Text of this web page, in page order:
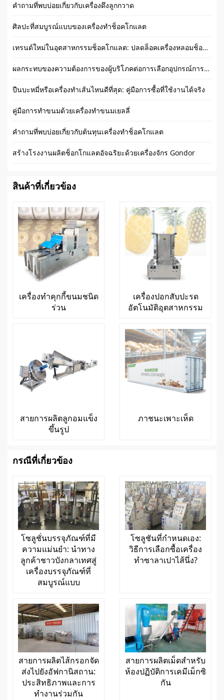
คำถามที่พบบ่อยเกี่ยวกับเครื่องดึงลูกกวาด
ศิลปะที่สมบูรณ์แบบของเครื่องทำช็อคโกแลต
เทรนด์ใหม่ในอุตสาหกรรมช็อคโกแลต: ปลดล็อคเครื่องหลอมช็อคโกแลต
ผลกระทบของความต้องการของผู้บริโภคต่อการเลือกอุปกรณ์การผลิตลูกกวาด
ปืนบะหมี่หรือเครื่องทำเส้นไหนดีที่สุด: คู่มือการซื้อที่ใช้งานได้จริง
คู่มือการทำขนมด้วยเครื่องทำขนมเยลลี่
คำถามที่พบบ่อยเกี่ยวกับต้นทุนเครื่องทำช็อคโกแลต
สร้างโรงงานผลิตช็อกโกแลตอัจฉริยะด้วยเครื่องจักร Gondor
สินค้าที่เกี่ยวข้อง
เครื่องทำคุกกี้ขนมชนิด
ร่วน
เครื่องปอกสับปะรด
อัตโนมัติอุตสาหกรรม
สายการผลิตลูกอมแข็ง
ขึ้นรูป
ภาชนะเพาะเห็ด
กรณีที่เกี่ยวข้อง
โซลูชั่นบรรจุภัณฑ์ที่มี
ความแม่นยำ: นำทาง
ลูกค้าชาวบังกลาเทศสู่
เครื่องบรรจุภัณฑ์ที่
สมบูรณ์แบบ
โซลูชันที่กำหนดเอง:
วิธีการเลือกซื้อเครื่อง
ทำซาลาเปาไส้นึ่ง?
สายการผลิตไส้กรอกจัด
ส่งไปยังอัฟกานิสถาน:
ประสิทธิภาพและการ
ทำงานร่วมกัน
สายการผลิตเม็ดสำหรับ
ห้องปฏิบัติการเคมีเม็กซิ
กัน